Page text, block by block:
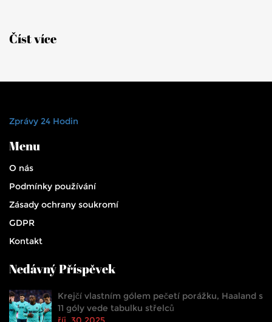
Číst více
Zprávy 24 Hodin
Menu
O nás
Podmínky používání
Zásady ochrany soukromí
GDPR
Kontakt
Nedávný Příspěvek
Krejčí vlastním gólem pečetí porážku, Haaland s
11 góly vede tabulku střelců